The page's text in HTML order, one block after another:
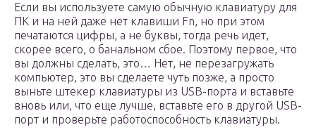
Если вы используете самую обычную клавиатуру для
ПК и на ней даже нет клавиши Fn, но при этом
печатаются цифры, а не буквы, тогда речь идет,
скорее всего, о банальном сбое. Поэтому первое, что
вы должны сделать, это… Нет, не перезагружать
компьютер, это вы сделаете чуть позже, а просто
выньте штекер клавиатуры из USB-порта и вставьте
вновь или, что еще лучше, вставьте его в другой USB-
порт и проверьте работоспособность клавиатуры.